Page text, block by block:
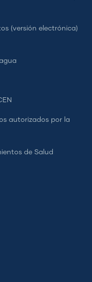
(versión electrónica)
autorizados por la
de Salud